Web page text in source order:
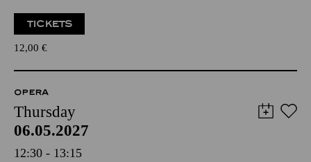
TICKETS
12,00 €
OPERA
Thursday
06.05.2027
12:30 - 13:15